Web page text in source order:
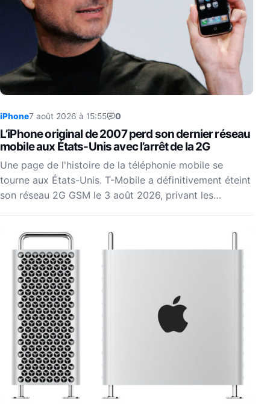
iPhone7 août 2026 à 15:55 0
L’iPhone original de 2007 perd son dernier réseau
mobile aux États-Unis avec l’arrêt de la 2G
Une page de l'histoire de la téléphonie mobile se
tourne aux États-Unis. T-Mobile a définitivement éteint
son réseau 2G GSM le 3 août 2026, privant les…